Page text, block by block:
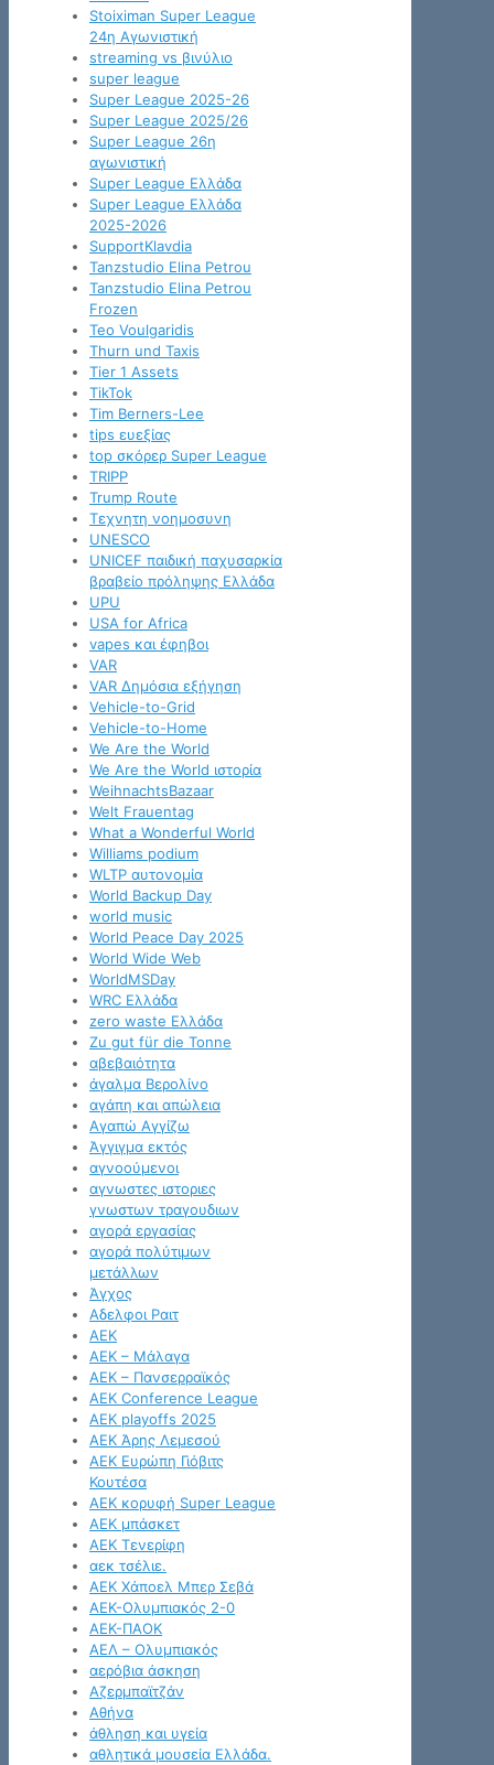
Stoiximan Super League
24η Αγωνιστική
streaming vs βινύλιο
super league
Super League 2025-26
Super League 2025/26
Super League 26η
αγωνιστική
Super League Ελλάδα
Super League Ελλάδα
2025-2026
SupportKlavdia
Tanzstudio Elina Petrou
Tanzstudio Elina Petrou
Frozen
Teo Voulgaridis
Thurn und Taxis
Tier 1 Assets
TikTok
Tim Berners-Lee
tips ευεξίας
top σκόρερ Super League
TRIPP
Trump Route
Tεχνητη νοημοσυνη
UNESCO
UNICEF παιδική παχυσαρκία
βραβείο πρόληψης Ελλάδα
UPU
USA for Africa
vapes και έφηβοι
VAR
VAR Δημόσια εξήγηση
Vehicle-to-Grid
Vehicle-to-Home
We Are the World
We Are the World ιστορία
WeihnachtsBazaar
Welt Frauentag
What a Wonderful World
Williams podium
WLTP αυτονομία
World Backup Day
world music
World Peace Day 2025
World Wide Web
WorldMSDay
WRC Ελλάδα
zero waste Ελλάδα
Zu gut für die Tonne
αβεβαιότητα
άγαλμα Βερολίνο
αγάπη και απώλεια
Αγαπώ Αγγίζω
Άγγιγμα εκτός
αγνοούμενοι
αγνωστες ιστοριες
γνωστων τραγουδιων
αγορά εργασίας
αγορά πολύτιμων
μετάλλων
Άγχος
Αδελφοι Ραιτ
ΑΕΚ
ΑΕΚ – Μάλαγα
ΑΕΚ – Πανσερραϊκός
ΑΕΚ Conference League
ΑΕΚ playoffs 2025
ΑΕΚ Άρης Λεμεσού
ΑΕΚ Ευρώπη Γιόβιτς
Κουτέσα
ΑΕΚ κορυφή Super League
ΑΕΚ μπάσκετ
ΑΕΚ Τενερίφη
αεκ τσέλιε.
ΑΕΚ Χάποελ Μπερ Σεβά
ΑΕΚ-Ολυμπιακός 2-0
ΑΕΚ-ΠΑΟΚ
ΑΕΛ – Ολυμπιακός
αερόβια άσκηση
Αζερμπαϊτζάν
Αθήνα
άθληση και υγεία
αθλητικά μουσεία Ελλάδα.